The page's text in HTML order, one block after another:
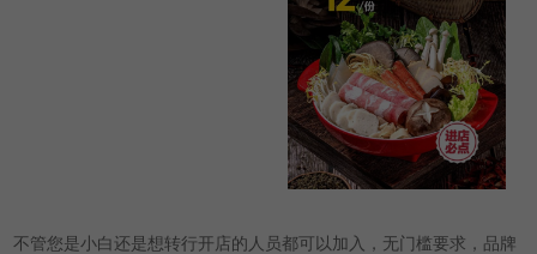
不管您是小白还是想转行开店的人员都可以加入，无门槛要求，品牌